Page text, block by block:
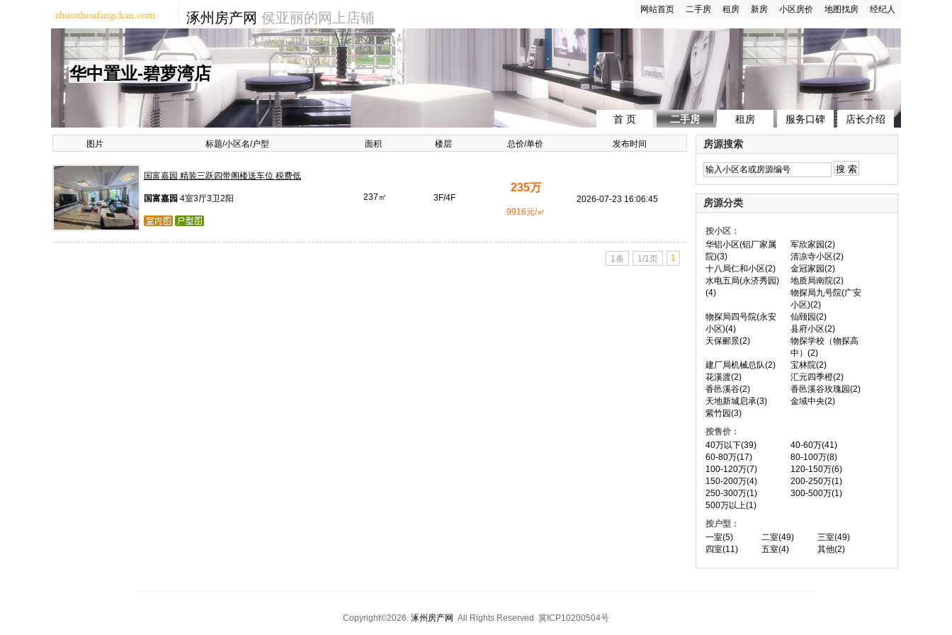
涿州房产网 侯亚丽的网上店铺
网站首页 二手房 租房 新房 小区房价 地图找房 经纪人
华中置业-碧萝湾店
首 页 二手房 租房 服务口碑 店长介绍
图片 标题/小区名/户型 面积 楼层 总价/单价 发布时间
国富嘉园 精装三跃四带阁楼送车位 税费低
国富嘉园 4室3厅3卫2阳 237㎡ 3F/4F
235万
9916元/㎡
2026-07-23 16:06:45
1条 1/1页 1
房源搜索
房源分类
按小区：
华铝小区(铝厂家属
院)(3)
军欣家园(2)
清凉寺小区(2)
十八局仁和小区(2)
金冠家园(2)
水电五局(永济秀园)
(4)
地质局南院(2)
物探局九号院(广安
小区)(2)
物探局四号院(永安
小区)(4)
仙颐园(2)
县府小区(2)
天保郦景(2)
物探学校（物探高
中）(2)
建厂局机械总队(2)
宝林院(2)
花溪渡(2)
汇元四季橙(2)
香邑溪谷(2)
香邑溪谷玫瑰园(2)
天地新城启承(3)
金域中央(2)
紫竹园(3)
按售价：
40万以下(39)
40-60万(41)
60-80万(17)
80-100万(8)
100-120万(7)
120-150万(6)
150-200万(4)
200-250万(1)
250-300万(1)
300-500万(1)
500万以上(1)
按户型：
一室(5)
二室(49)
三室(49)
四室(11)
五室(4) 其他(2)
Copyright©2026 涿州房产网 All Rights Reserved 冀ICP10200504号